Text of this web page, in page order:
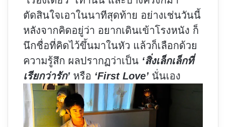
ตัดสินใจเอาในนาทีสุดท้าย อย่างเช่นวันนี้
หลังจากคิดอยู่ว่า อยากเดินเข้าโรงหนัง ก็
นึกชื่อที่คิดไว้ขึ้นมาในหัว แล้วก็เลือกด้วย
ความรู้สึก ผลปรากฏว่าเป็น ‘สิ่งเล็กเล็กที่
เรียกว่ารัก’ หรือ ‘First Love’ นั่นเอง